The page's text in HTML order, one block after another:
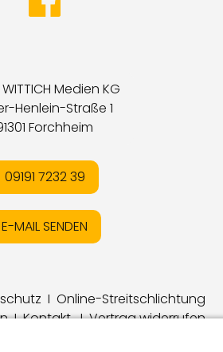
WITTICH Medien KG
Henlein-Straße 1
Forchheim
09191 7232 39
E-MAIL SENDEN
I Online-Streitschlichtung
IKontaktIVertrag widerrufen